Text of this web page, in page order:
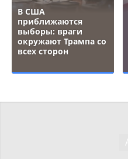
В США
приближаются
выборы: враги
окружают Трампа со
всех сторон